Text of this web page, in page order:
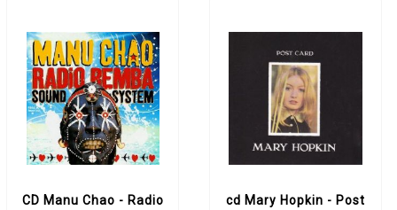
CD Manu Chao - Radio
cd Mary Hopkin - Post